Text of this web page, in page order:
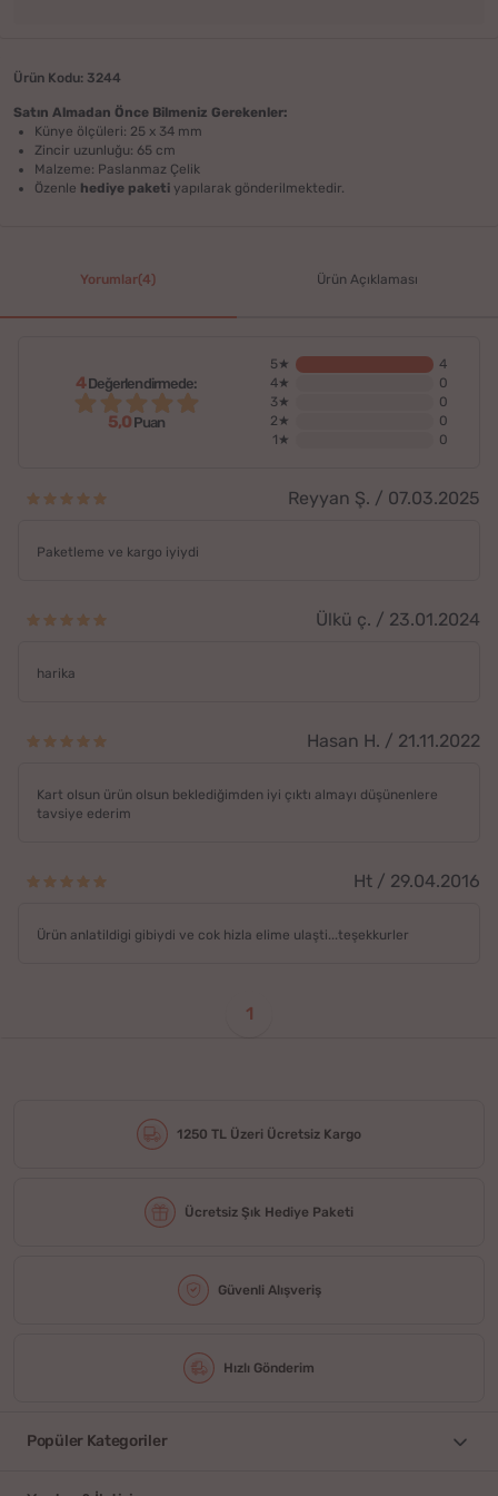
Ürün Kodu: 3244
Satın Almadan Önce Bilmeniz Gerekenler:
Künye ölçüleri: 25 x 34 mm
Zincir uzunluğu: 65 cm
Malzeme: Paslanmaz Çelik
Özenle hediye paketi yapılarak gönderilmektedir.
Yorumlar(4) Ürün Açıklaması
4Değerlendirmede:
5,0Puan
5★
4
4★
0
3★
0
2★
0
1★
0
Reyyan Ş. / 07.03.2025
Paketleme ve kargo iyiydi
Ülkü ç. / 23.01.2024
harika
Hasan H. / 21.11.2022
Kart olsun ürün olsun beklediğimden iyi çıktı almayı düşünenlere
tavsiye ederim
Ht / 29.04.2016
Ürün anlatildigi gibiydi ve cok hizla elime ulaşti...teşekkurler
1
1250 TL Üzeri Ücretsiz Kargo
Ücretsiz Şık Hediye Paketi
Güvenli Alışveriş
Hızlı Gönderim
Popüler Kategoriler